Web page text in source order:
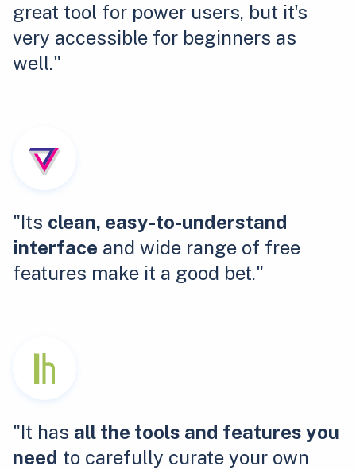
great tool for power users, but it's
very accessible for beginners as
well."
"Its clean, easy-to-understand
interface and wide range of free
features make it a good bet."
"It has all the tools and features you
need to carefully curate your own